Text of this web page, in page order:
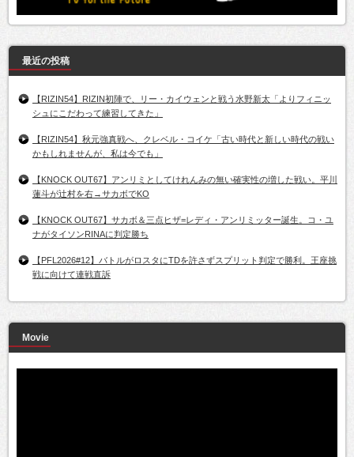
最近の投稿
【RIZIN54】RIZIN初陣で、リー・カイウェンと戦う水野新太「よりフィニッ
シュにこだわって練習してきた」
【RIZIN54】秋元強真戦へ、クレベル・コイケ「古い時代と新しい時代の戦い
かもしれませんが、私は今でも」
【KNOCK OUT67】アンリミとしてけれんみの無い確実性の増した戦い。平川
蓮斗が辻村を右→サカボでKO
【KNOCK OUT67】サカボ＆三点ヒザ=レディ・アンリミッター誕生。コ・ユ
ナがタイソンRINAに判定勝ち
【PFL2026#12】バトルがロスタにTDを許さずスプリット判定で勝利。王座挑
戦に向けて連戦直訴
Movie